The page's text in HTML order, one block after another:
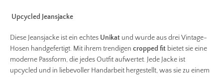
FacebookPinterestInstagram
Upcycled Jeansjacke
Diese Jeansjacke ist ein echtes Unikat und wurde aus drei Vintage-
Hosen handgefertigt. Mit ihrem trendigen cropped fit bietet sie eine
moderne Passform, die jedes Outfit aufwertet. Jede Jacke ist
upcycled und in liebevoller Handarbeit hergestellt, was sie zu einem